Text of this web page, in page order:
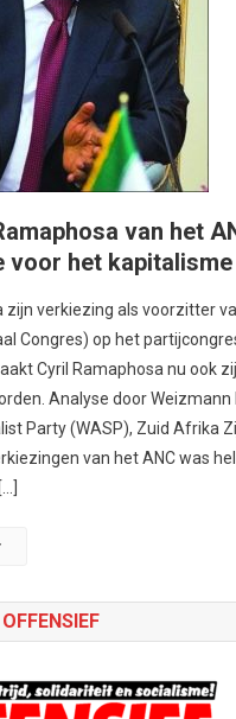
van het
voor het kapitalisme
zijn verkiezing als voorzitter
Congres) op het
Cyril Ramaphosa nu ook
Analyse door Weizmann
Party (WASP), Zuid Afrika
van het ANC was